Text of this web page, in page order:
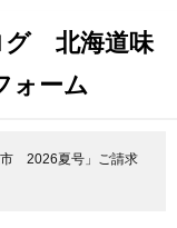
グ 北海道味
ォーム
市 2026夏号」ご請求